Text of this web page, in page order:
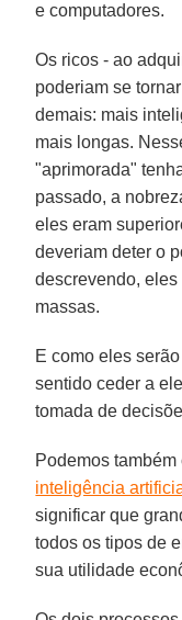
e computadores.
Os ricos - ao
poderiam se
demais: mais
mais longas.
"aprimorada"
passado, a
eles eram
deveriam deter o
descrevendo,
massas.
E como eles
sentido ceder a
tomada de
Podemos
inteligência
significar que
todos os tipos de
sua utilidade